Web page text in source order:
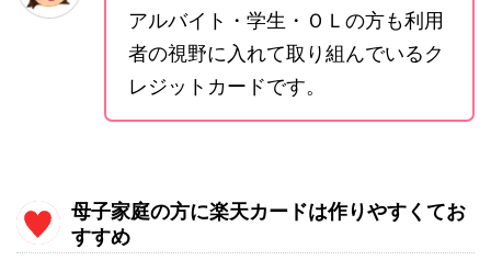
アルバイト・学生・ＯＬの方も利用
者の視野に入れて取り組んでいるク
レジットカードです。
母子家庭の方に楽天カードは作りやすくてお
すすめ